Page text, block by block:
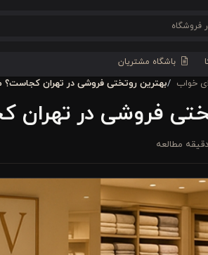
باشگاه مشتریان
خواب بهترین روتختی فروشی در تهران کجاست؟ معرفی 5 مرکز بورس
در تهران کجاست؟ معرفی 5